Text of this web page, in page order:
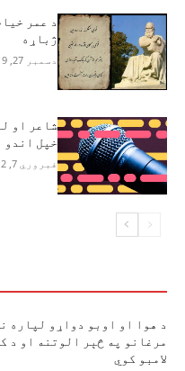
د عمر
ژباړه
دسمبر 27, 2019
شاعر او
خپل اندو
فبروري 7, 2012
د هوا او اوبو دواړو لپاره
مرغانو په څېر الوتنه او د
لامبو کوي